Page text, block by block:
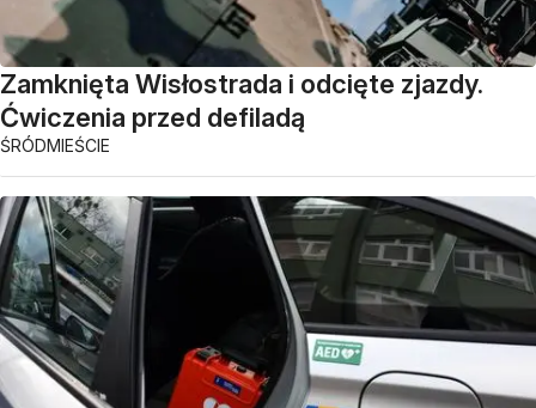
Zamknięta Wisłostrada i odcięte zjazdy.
Ćwiczenia przed defiladą
ŚRÓDMIEŚCIE